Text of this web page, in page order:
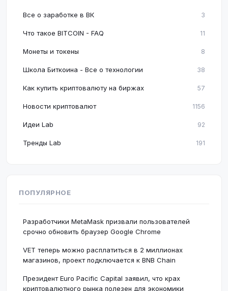
Все о заработке в ВК 3
Что такое BITCOIN - FAQ 11
Монеты и токены 8
Школа Биткоина - Все о технологии 38
Как купить криптовалюту на биржах 57
Новости криптовалют 1156
Идеи Lab 92
Тренды Lab 191
ПОПУЛЯРНОЕ
Разработчики MetaMask призвали пользователей
срочно обновить браузер Google Chrome
VET теперь можно расплатиться в 2 миллионах
магазинов, проект подключается к BNB Chain
Президент Euro Pacific Capital заявил, что крах
криптовалютного рынка полезен для экономики